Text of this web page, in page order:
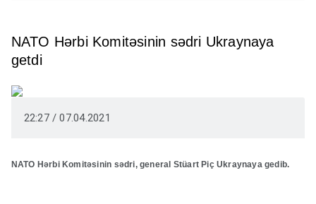
NATO Hərbi Komitəsinin sədri Ukraynaya
getdi
22:27 / 07.04.2021
NATO Hərbi Komitəsinin sədri, general Stüart Piç Ukraynaya gedib.